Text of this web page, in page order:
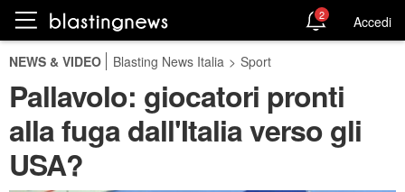
2 Accedi
NEWS & VIDEO Blasting News Italia > Sport
Pallavolo: giocatori pronti
alla fuga dall'Italia verso gli
USA?